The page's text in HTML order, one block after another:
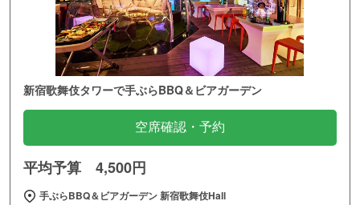
新宿歌舞伎タワーで手ぶらBBQ＆ビアガーデン
空席確認・予約
平均予算 4,500円
手ぶらBBQ＆ビアガーデン 新宿歌舞伎Hall